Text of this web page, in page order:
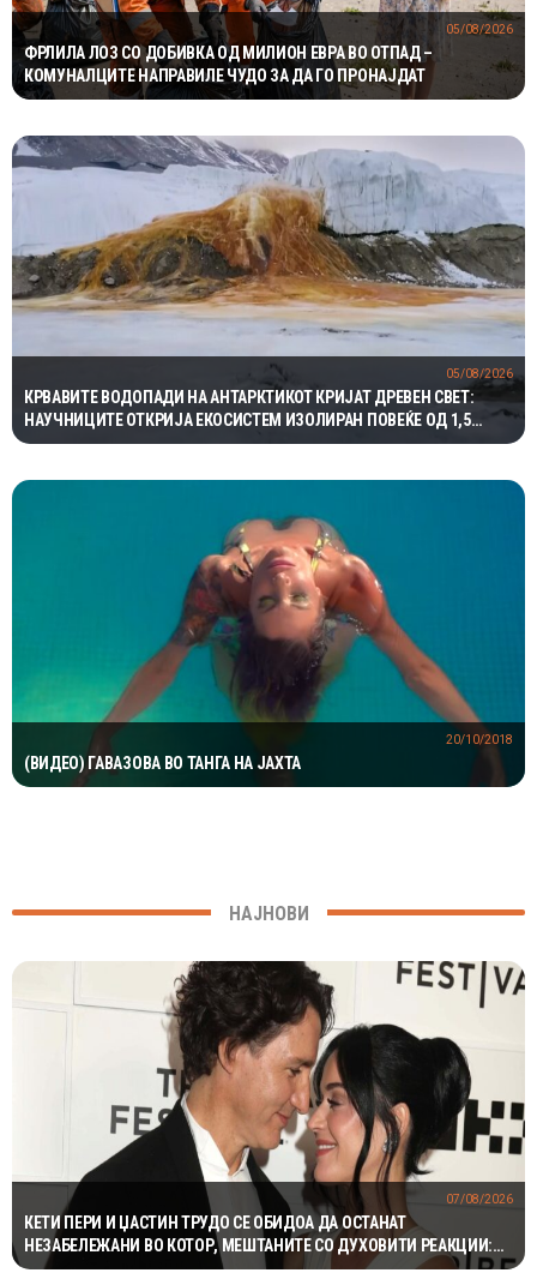
ФРЛИЛА ЛОЗ СО ДОБИВКА ОД МИЛИОН ЕВРА ВО ОТПАД –
КОМУНАЛЦИТЕ НАПРАВИЛЕ ЧУДО ЗА ДА ГО ПРОНАЈДАТ
05/08/2026
КРВАВИТЕ ВОДОПАДИ НА АНТАРКТИКОТ КРИЈАТ ДРЕВЕН СВЕТ:
НАУЧНИЦИТЕ ОТКРИЈА ЕКОСИСТЕМ ИЗОЛИРАН ПОВЕЌЕ ОД 1,5
МИЛИОНИ ГОДИНИ
05/08/2026
(ВИДЕО) ГАВАЗОВА ВО ТАНГА НА ЈАХТА
20/10/2018
НАЈНОВИ
КЕТИ ПЕРИ И ЏАСТИН ТРУДО СЕ ОБИДОА ДА ОСТАНАТ
НЕЗАБЕЛЕЖАНИ ВО КОТОР, МЕШТАНИТЕ СО ДУХОВИТИ РЕАКЦИИ:
„НИКОЈ НЕ БИ ГИ ПРЕПОЗНАЛ“
07/08/2026